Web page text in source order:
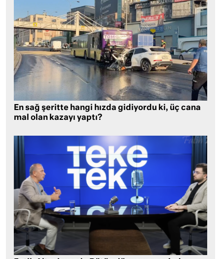
En sağ şeritte hangi hızda gidiyordu ki, üç cana
mal olan kazayı yaptı?